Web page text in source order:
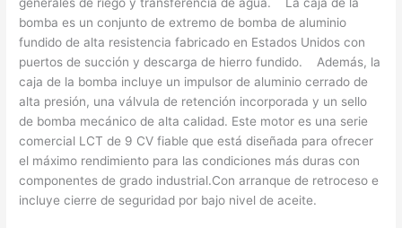
bomba es un conjunto de extremo de bomba de aluminio
fundido de alta resistencia fabricado en Estados Unidos con
puertos de succión y descarga de hierro fundido. Además, la
caja de la bomba incluye un impulsor de aluminio cerrado de
alta presión, una válvula de retención incorporada y un sello
de bomba mecánico de alta calidad. Este motor es una serie
comercial LCT de 9 CV fiable que está diseñada para ofrecer
el máximo rendimiento para las condiciones más duras con
componentes de grado industrial.Con arranque de retroceso e
incluye cierre de seguridad por bajo nivel de aceite.